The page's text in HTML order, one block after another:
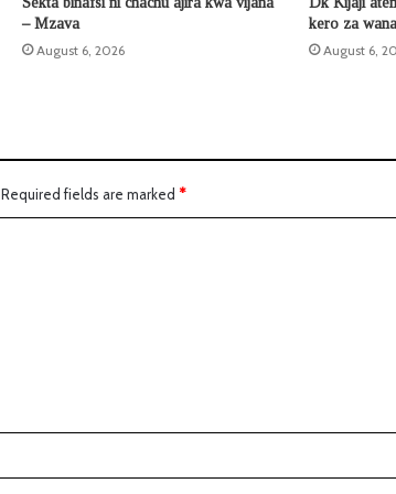
– Mzava
August 6, 2026
kero za
August 6,
Required fields are marked *